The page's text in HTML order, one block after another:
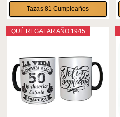
Tazas 81 Cumpleaños
QUÉ REGALAR AÑO 1945